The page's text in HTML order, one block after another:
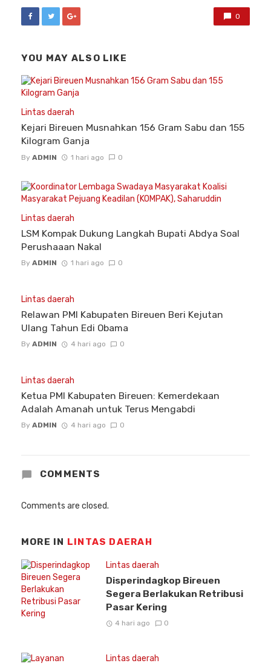
0
YOU MAY ALSO LIKE
Lintas daerah
Kejari Bireuen Musnahkan 156 Gram Sabu dan 155
Kilogram Ganja
By ADMIN 1 hari ago 0
Lintas daerah
LSM Kompak Dukung Langkah Bupati Abdya Soal
Perushaaan Nakal
By ADMIN 1 hari ago 0
Lintas daerah
Relawan PMI Kabupaten Bireuen Beri Kejutan
Ulang Tahun Edi Obama
By ADMIN 4 hari ago 0
Lintas daerah
Ketua PMI Kabupaten Bireuen: Kemerdekaan
Adalah Amanah untuk Terus Mengabdi
By ADMIN 4 hari ago 0
COMMENTS
Comments are closed.
MORE IN LINTAS DAERAH
Lintas daerah
Disperindagkop Bireuen
Segera Berlakukan Retribusi
Pasar Kering
4 hari ago 0
Lintas daerah